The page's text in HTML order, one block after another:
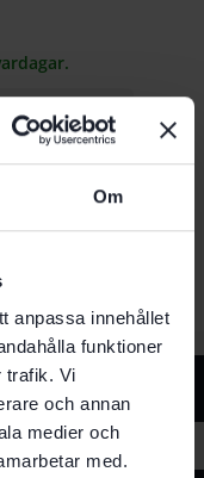
Om
anpassa innehållet
funktioner
trafik. Vi
och annan
medier och
med.